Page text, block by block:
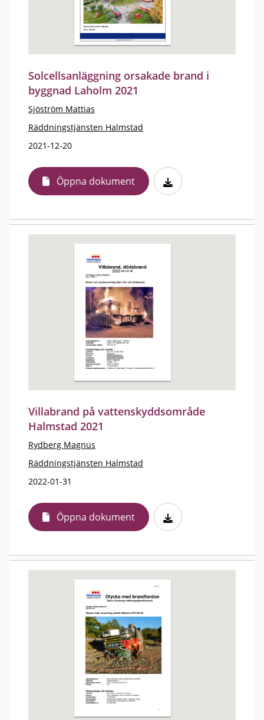
Solcellsanläggning orsakade brand i
byggnad Laholm 2021
Sjöström Mattias
Räddningstjänsten Halmstad
2021-12-20
Öppna dokument
Villabrand på vattenskyddsområde
Halmstad 2021
Rydberg Magnus
Räddningstjänsten Halmstad
2022-01-31
Öppna dokument